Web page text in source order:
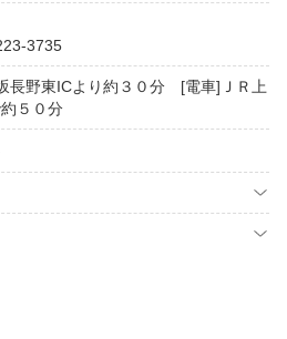
3735
長野東ICより約３０分 [電車]ＪＲ上
５０分